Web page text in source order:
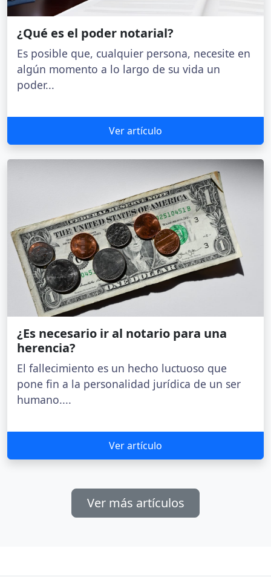
¿Qué es el poder notarial?
Es posible que, cualquier persona, necesite en
algún momento a lo largo de su vida un
poder...
Ver artículo
¿Es necesario ir al notario para una
herencia?
El fallecimiento es un hecho luctuoso que
pone fin a la personalidad jurídica de un ser
humano....
Ver artículo
Ver más artículos